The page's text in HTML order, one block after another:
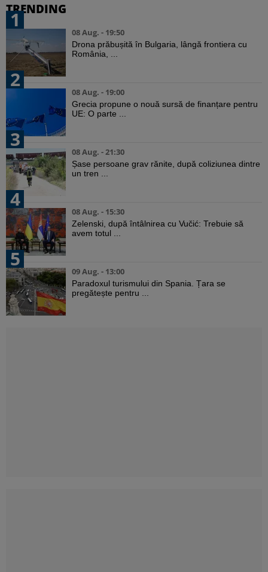
TRENDING
1
08 Aug. - 19:50
Drona prăbușită în Bulgaria, lângă frontiera cu
România, ...
2
08 Aug. - 19:00
Grecia propune o nouă sursă de finanțare pentru
UE: O parte ...
3
08 Aug. - 21:30
Șase persoane grav rănite, după coliziunea dintre
un tren ...
4
08 Aug. - 15:30
Zelenski, după întâlnirea cu Vučić: Trebuie să
avem totul ...
5
09 Aug. - 13:00
Paradoxul turismului din Spania. Țara se
pregătește pentru ...